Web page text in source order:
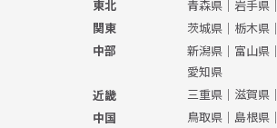
東北
青森県 ｜ 岩手県 ｜
関東
茨城県 ｜ 栃木県 ｜
中部
新潟県 ｜ 富山県 ｜
愛知県
近畿
三重県 ｜ 滋賀県 ｜
中国
鳥取県 ｜ 島根県 ｜